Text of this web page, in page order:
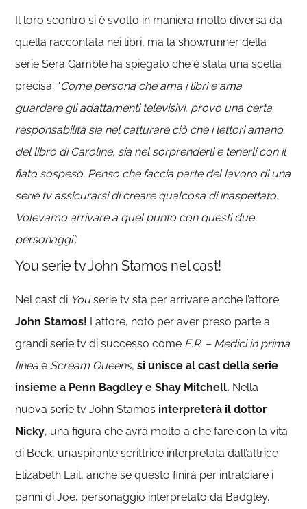
Il loro scontro si è svolto in maniera molto diversa da
quella raccontata nei libri, ma la showrunner della
serie Sera Gamble ha spiegato che è stata una scelta
precisa: “Come persona che ama i libri e ama
guardare gli adattamenti televisivi, provo una certa
responsabilità sia nel catturare ciò che i lettori amano
del libro di Caroline, sia nel sorprenderli e tenerli con il
fiato sospeso. Penso che faccia parte del lavoro di una
serie tv assicurarsi di creare qualcosa di inaspettato.
Volevamo arrivare a quel punto con questi due
personaggi”.
You serie tv John Stamos nel cast!
Nel cast di Youserie tv sta per arrivare anche l’attore
John Stamos! L’attore, noto per aver preso parte a
grandi serie tv di successo come E.R. – Medici in prima
lineae Scream Queens, si unisce al cast della serie
insieme a Penn Bagdley e Shay Mitchell. Nella
nuova serie tv John Stamos interpreterà il dottor
Nicky, una figura che avrà molto a che fare con la vita
di Beck, un’aspirante scrittrice interpretata dall’attrice
Elizabeth Lail, anche se questo finirà per intralciare i
panni di Joe, personaggio interpretato da Badgley.